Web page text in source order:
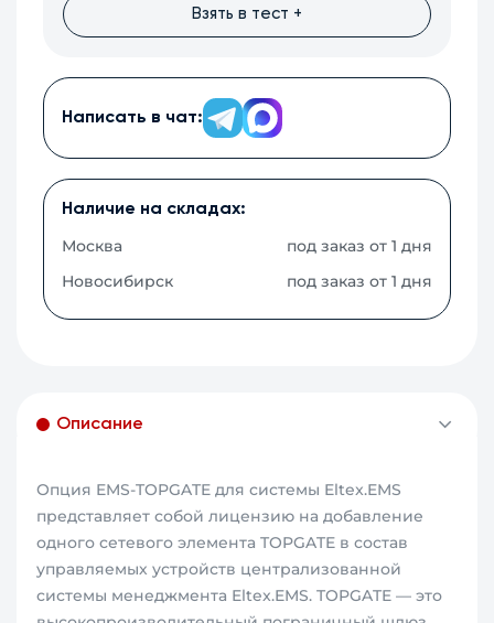
Взять в тест +
Написать в чат:
Наличие на складах:
Москва
под заказ от 1 дня
Новосибирск
под заказ от 1 дня
Описание
Опция EMS-TOPGATE для системы Eltex.EMS
представляет собой лицензию на добавление
одного сетевого элемента TOPGATE в состав
управляемых устройств централизованной
системы менеджмента Eltex.EMS. TOPGATE — это